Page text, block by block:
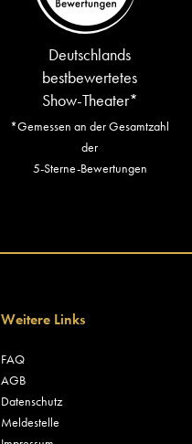
Deutschlands
bestbewertetes
Show-Theater*
*Gemessen an der Gesamtzahl
der
5-Sterne-Bewertungen
Weitere Links
FAQ
AGB
Datenschutz
Meldestelle